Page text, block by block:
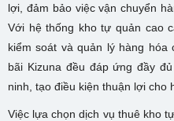
lợi, đảm bảo việc vận chuyển
Với hệ thống kho tự quản cao
kiểm soát và quản lý hàng
bãi Kizuna đều đáp ứng đầy
ninh, tạo điều kiện thuận lợi cho
Việc lựa chọn dịch vụ thuê kho